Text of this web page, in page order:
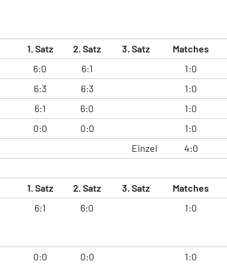
1. Satz 2. Satz 3. Satz Matches
6:0 6:1 1:0
6:3 6:3 1:0
6:1 6:0 1:0
0:0 0:0 1:0
Einzel
4:0
1. Satz 2. Satz 3. Satz Matches
6:1 6:0 1:0
0:0 0:0 1:0